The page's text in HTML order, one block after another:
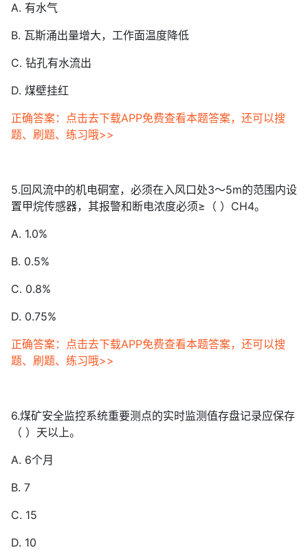
A. 有水气
B. 瓦斯涌出量增大，工作面温度降低
C. 钻孔有水流出
D. 煤壁挂红
正确答案：点击去下载APP免费查看本题答案，还可以搜
题、刷题、练习哦>>
5.回风流中的机电硐室，必须在入风口处3～5m的范围内设
置甲烷传感器，其报警和断电浓度必须≥（ ）CH4。
A. 1.0%
B. 0.5%
C. 0.8%
D. 0.75%
正确答案：点击去下载APP免费查看本题答案，还可以搜
题、刷题、练习哦>>
6.煤矿安全监控系统重要测点的实时监测值存盘记录应保存
（ ）天以上。
A. 6个月
B. 7
C. 15
D. 10